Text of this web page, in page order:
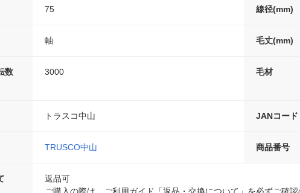
75 線径(mm)
軸 毛丈(mm)
数
3000 毛材
トラスコ中山 JANコード
TRUSCO中山 商品番号
返品可